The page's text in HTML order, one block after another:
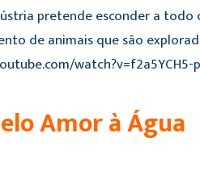
pretende esconder a
de animais que são
Amor à Água